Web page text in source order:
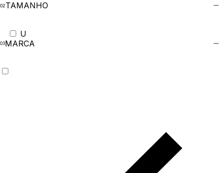
TAMANHO
U
MARCA